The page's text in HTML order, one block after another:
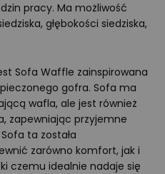
pracy. Ma możliwość
głębokości siedziska,
Sofa Waffle zainspirowana
gofra. Sofa ma
wafla, ale jest również
zapewniając przyjemne
ta została
zarówno komfort, jak i
czemu idealnie nadaje się